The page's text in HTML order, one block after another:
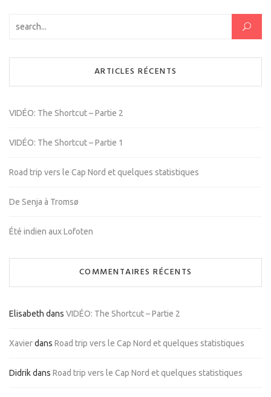
Rechercher :
ARTICLES RÉCENTS
VIDÉO: The Shortcut – Partie 2
VIDÉO: The Shortcut – Partie 1
Road trip vers le Cap Nord et quelques statistiques
De Senja à Tromsø
Été indien aux Lofoten
COMMENTAIRES RÉCENTS
Elisabeth dans VIDÉO: The Shortcut – Partie 2
Xavierdans Road trip vers le Cap Nord et quelques statistiques
Didrikdans Road trip vers le Cap Nord et quelques statistiques